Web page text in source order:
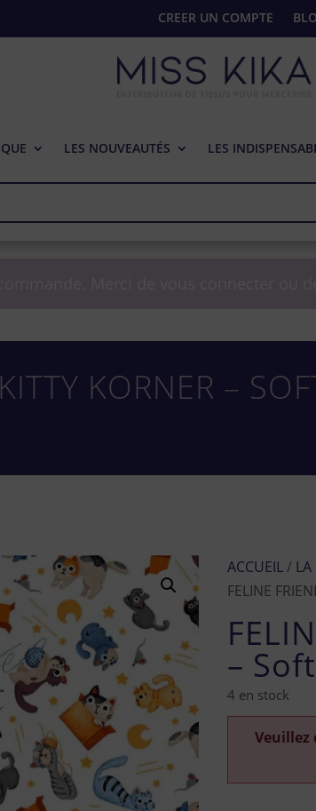
CREER UN COMPTE
LES NOUVEAUTÉS LES
KORNER –
ACCUEIL/
FELINE
–
4 en stock
Veuillez